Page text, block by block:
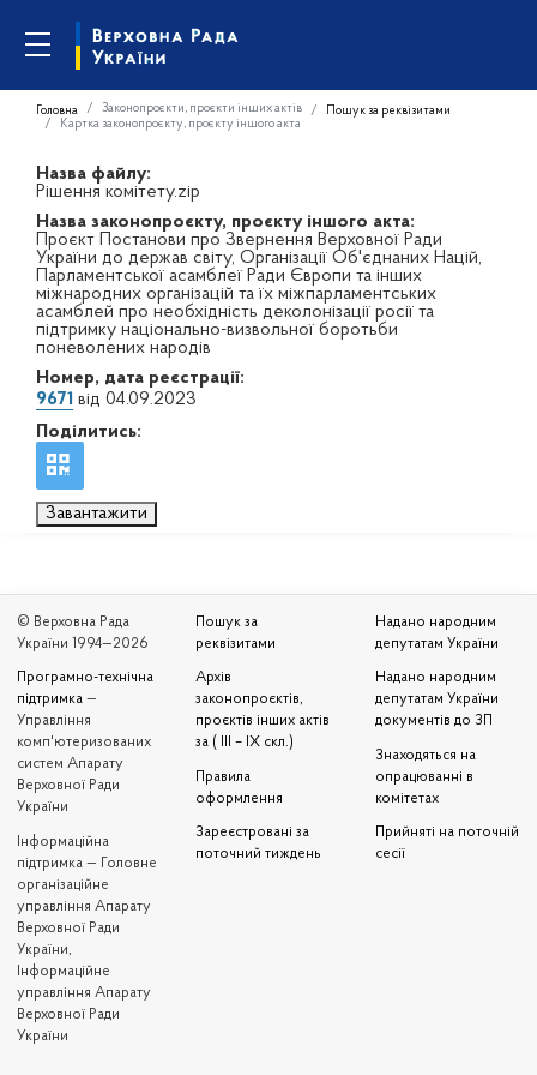
Головна Законопроєкти, проєкти інших актів
Пошук за реквізитами
Картка законопроєкту, проєкту іншого акта
Назва файлу:
Рішення комітету.zip
Назва законопроєкту, проєкту іншого акта:
Проєкт Постанови про Звернення Верховної Ради
України до держав світу, Організації Об'єднаних Націй,
Парламентської асамблеї Ради Європи та інших
міжнародних організацій та їх міжпарламентських
асамблей про необхідність деколонізації росії та
підтримку національно-визвольної боротьби
поневолених народів
Номер, дата реєстрації:
9671 від 04.09.2023
Поділитись:
Завантажити
© Верховна Рада
України 1994—2026
Програмно-технічна
підтримка —
Управління
комп'ютеризованих
систем Апарату
Верховної Ради
України
Iнформаційна
підтримка — Головне
організаційне
управління Апарату
Верховної Ради
України,
Інформаційне
управління Апарату
Верховної Ради
України
Пошук за
реквізитами
Архів
законопроєктів,
проєктів інших актів
за ( III – IX скл.)
Правила
оформлення
Зареєстровані за
поточний тиждень
Надано народним
депутатам України
Надано народним
депутатам України
документів до ЗП
Знаходяться на
опрацюванні в
комітетах
Прийняті на поточній
сесії